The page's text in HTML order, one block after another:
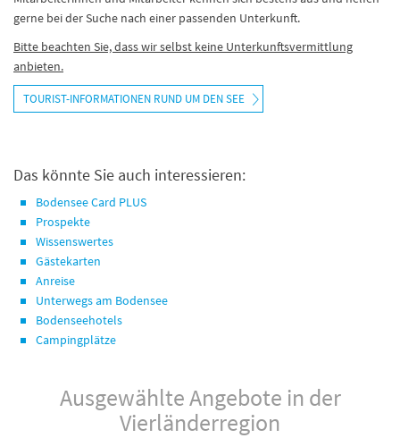
gerne bei der Suche nach einer passenden Unterkunft.
Bitte beachten Sie, dass wir selbst keine Unterkunftsvermittlung
anbieten.
TOURIST-INFORMATIONEN RUND UM DEN SEE
Das könnte Sie auch interessieren:
Bodensee Card PLUS
Prospekte
Wissenswertes
Gästekarten
Anreise
Unterwegs am Bodensee
Bodenseehotels
Campingplätze
Ausgewählte Angebote in der
Vierländerregion